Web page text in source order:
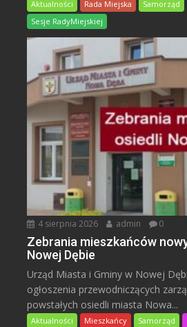
Aktualności Rada Miejska
Samorząd
Sesje RadyMiejskiej
4 sierpnia 2026 admin 0
Zebrania mieszkańców
Nowej Dębie
Urząd Miasta i Gminy w Nowej
ogłoszenia przewodniczących
powstałych osiedli miasta Nowa...
Aktualności Mieszkańcy Samorząd